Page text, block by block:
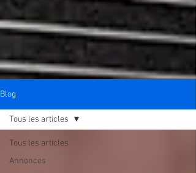
Blog
Tous les articles
Annonces
Tous les articles